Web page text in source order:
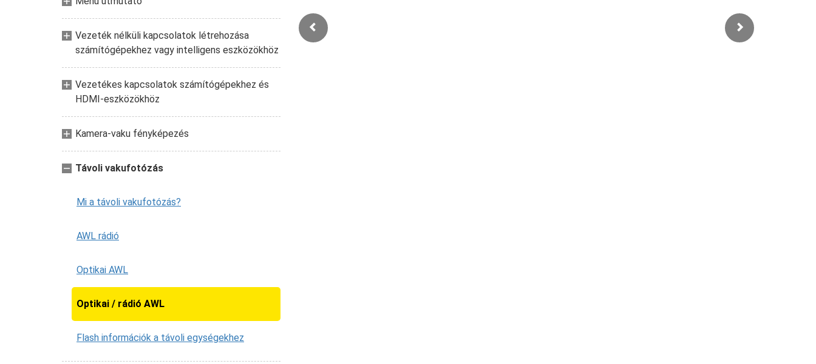
Vezeték nélküli kapcsolatok létrehozása
számítógépekhez vagy intelligens eszközökhöz
Vezetékes kapcsolatok számítógépekhez és
HDMI-eszközökhöz
Kamera-vaku fényképezés
Távoli vakufotózás
Mi a távoli vakufotózás?
AWL rádió
Optikai AWL
Optikai / rádió AWL
Flash információk a távoli egységekhez